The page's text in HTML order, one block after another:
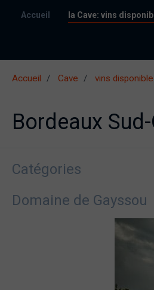
Accueil la Cave: vins
Accueil Cave vins
Bordeaux
Catégories
Domaine de Gayssou